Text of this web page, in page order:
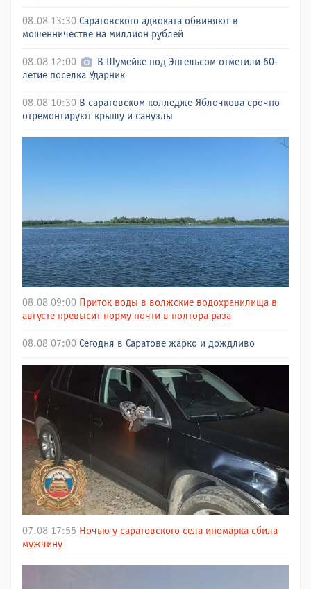
08.08 13:30 Саратовского адвоката обвиняют в
мошенничестве на миллион рублей
08.08 12:00
В Шумейке под Энгельсом отметили 60-
летие поселка Ударник
08.08 10:30 В саратовском колледже Яблочкова срочно
отремонтируют крышу и санузлы
08.08 09:00 Приток воды в волжские водохранилища в
августе превысит норму почти в полтора раза
08.08 07:00 Сегодня в Саратове жарко и дождливо
07.08 17:55 Ночью у саратовского села иномарка сбила
мужчину